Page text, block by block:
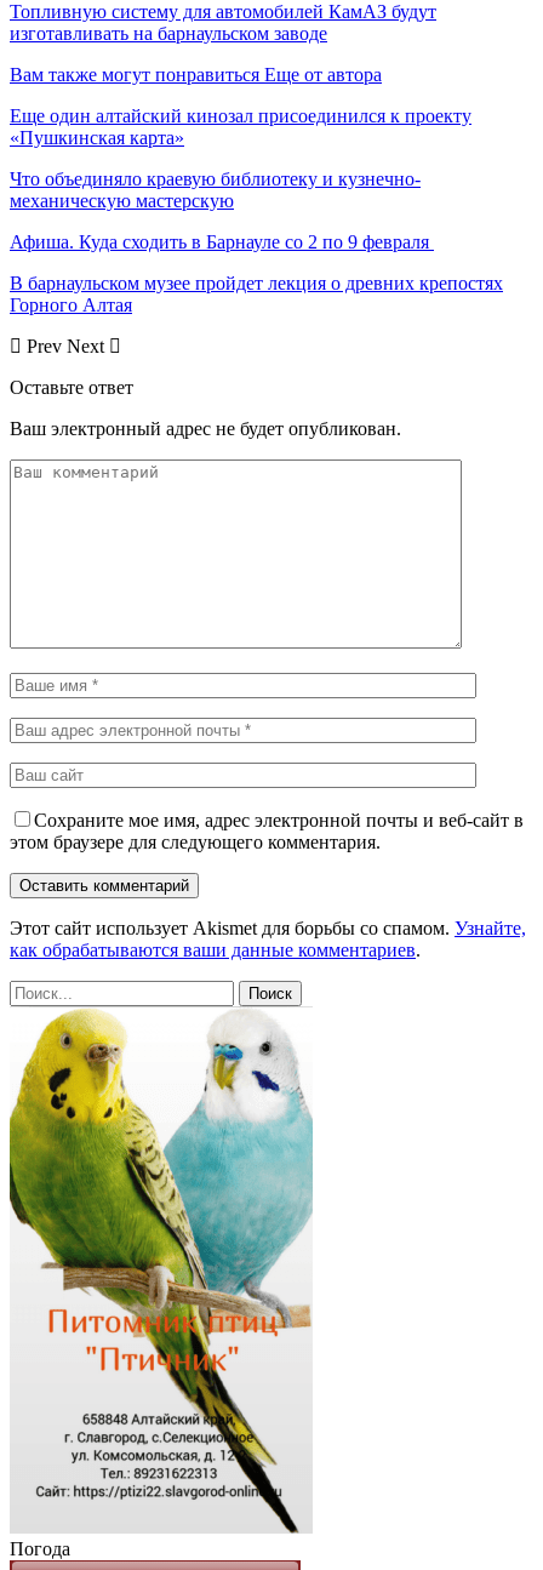
Топливную систему для автомобилей КамАЗ будут
изготавливать на барнаульском заводе
Вам также могут понравиться Еще от автора
Еще один алтайский кинозал присоединился к проекту
«Пушкинская карта»
Что объединяло краевую библиотеку и кузнечно-
механическую мастерскую
Афиша. Куда сходить в Барнауле со 2 по 9 февраля
В барнаульском музее пройдет лекция о древних крепостях
Горного Алтая
Prev Next
Оставьте ответ
Ваш электронный адрес не будет опубликован.
Сохраните мое имя, адрес электронной почты и веб-сайт в
этом браузере для следующего комментария.
Этот сайт использует Akismet для борьбы со спамом. Узнайте,
как обрабатываются ваши данные комментариев.
Погода